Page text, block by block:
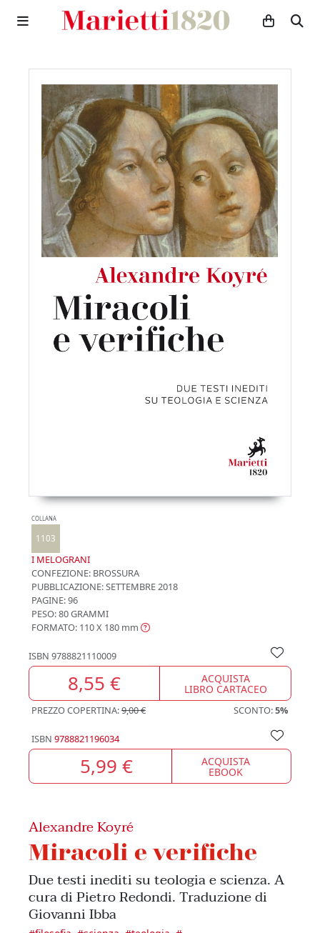
COLLANA
1103
I MELOGRANI
CONFEZIONE: BROSSURA
PUBBLICAZIONE:SETTEMBRE 2018
PAGINE: 96
PESO: 80 GRAMMI
FORMATO: 110 X 180 mm
ISBN 9788821110009
8,55 € ACQUISTA
LIBRO CARTACEO
PREZZO COPERTINA:9,00 € SCONTO:5%
ISBN 9788821196034
5,99 € ACQUISTA
EBOOK
Alexandre Koyré
Miracoli e verifiche
Due testi inediti su teologia e scienza. A
cura di Pietro Redondi. Traduzione di
Giovanni Ibba